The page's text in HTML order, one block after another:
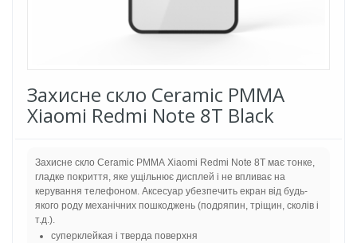
Захисне скло Ceramic PMMA
Xiaomi Redmi Note 8T Black
Захисне скло Ceramic PMMA Xiaomi Redmi Note 8T має тонке,
гладке покриття, яке ущільнює дисплей і не впливає на
керування телефоном. Аксесуар убезпечить екран від будь-
якого роду механічних пошкоджень (подряпин, тріщин, сколів і
т.д.).
суперклейкая і тверда поверхня